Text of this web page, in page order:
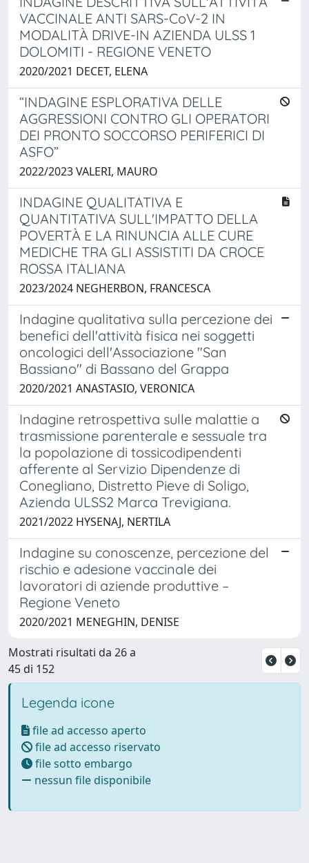
VACCINALE ANTI SARS-CoV-2 IN
MODALITÀ DRIVE-IN AZIENDA ULSS 1
DOLOMITI - REGIONE VENETO
2020/2021 DECET, ELENA
“INDAGINE ESPLORATIVA DELLE
AGGRESSIONI CONTRO GLI OPERATORI
DEI PRONTO SOCCORSO PERIFERICI DI
ASFO”
2022/2023 VALERI, MAURO
INDAGINE QUALITATIVA E
QUANTITATIVA SULL'IMPATTO DELLA
POVERTÀ E LA RINUNCIA ALLE CURE
MEDICHE TRA GLI ASSISTITI DA CROCE
ROSSA ITALIANA
2023/2024 NEGHERBON, FRANCESCA
Indagine qualitativa sulla percezione dei
benefici dell'attività fisica nei soggetti
oncologici dell'Associazione "San
Bassiano" di Bassano del Grappa
2020/2021 ANASTASIO, VERONICA
Indagine retrospettiva sulle malattie a
trasmissione parenterale e sessuale tra
la popolazione di tossicodipendenti
afferente al Servizio Dipendenze di
Conegliano, Distretto Pieve di Soligo,
Azienda ULSS2 Marca Trevigiana.
2021/2022 HYSENAJ, NERTILA
Indagine su conoscenze, percezione del
rischio e adesione vaccinale dei
lavoratori di aziende produttive –
Regione Veneto
2020/2021 MENEGHIN, DENISE
Mostrati risultati da 26 a
45 di 152
Legenda icone
file ad accesso aperto
file ad accesso riservato
file sotto embargo
nessun file disponibile